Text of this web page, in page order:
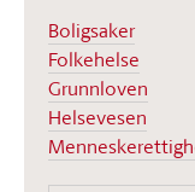
Boligsaker
Folkehelse
Grunnloven
Helsevesen